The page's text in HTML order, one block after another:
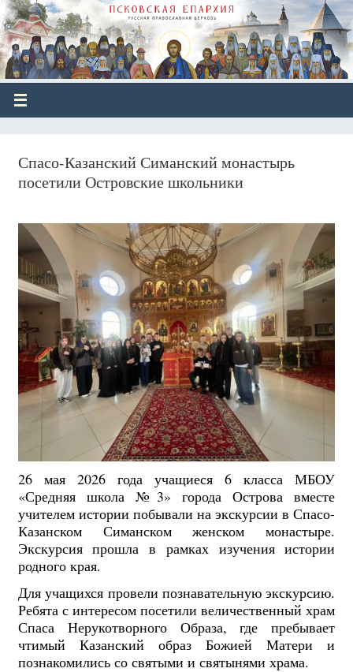
Спасо-Казанский Симанский монастырь
посетили Островские школьники
26 мая 2026 года учащиеся 6 класса МБОУ
«Средняя школа №3» города Острова вместе
учителем истории побывали на экскурсии в Спасо-
Казанском Симанском женском монастыре.
Экскурсия прошла в рамках изучения истории
родного края.
Для учащихся провели познавательную экскурсию.
Ребята с интересом посетили величественный храм
Спаса Нерукотворного Образа, где пребывает
чтимый Казанский образ Божией Матери и
познакомились со святыми и святынями храма.